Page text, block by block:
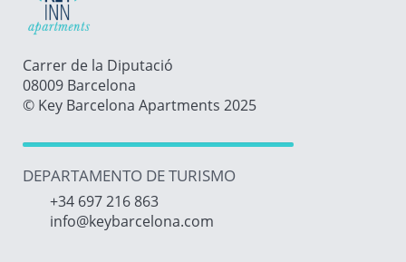
Carrer de la Diputació
08009 Barcelona
© Key Barcelona Apartments 2025
DEPARTAMENTO DE TURISMO
+34 697 216 863
info@keybarcelona.com